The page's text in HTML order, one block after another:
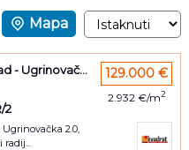
Mapa
- Ugrinovač...
2
2.0,
129.000 €
2.932 €/m2